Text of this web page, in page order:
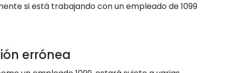
si está trabajando con un empleado de 1099
errónea